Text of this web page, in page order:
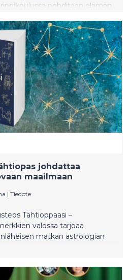
pohditaan elämän
elämän suurista
täällä? Mikä on elämän
johdattaa
maailmaan
| Tiedote
Tähtioppaasi –
valossa tarjoaa
matkan astrologian